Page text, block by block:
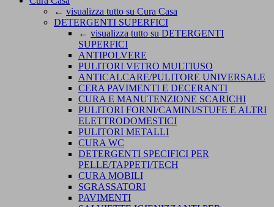
← visualizza tutto su Cura Casa
DETERGENTI SUPERFICI
← visualizza tutto su DETERGENTI
SUPERFICI
ANTIPOLVERE
PULITORI VETRO MULTIUSO
ANTICALCARE/PULITORE UNIVERSALE
CERA PAVIMENTI E DECERANTI
CURA E MANUTENZIONE SCARICHI
PULITORI FORNI/CAMINI/STUFE E ALTRI
ELETTRODOMESTICI
PULITORI METALLI
CURA WC
DETERGENTI SPECIFICI PER
PELLE/TAPPETI/TECH
CURA MOBILI
SGRASSATORI
PAVIMENTI